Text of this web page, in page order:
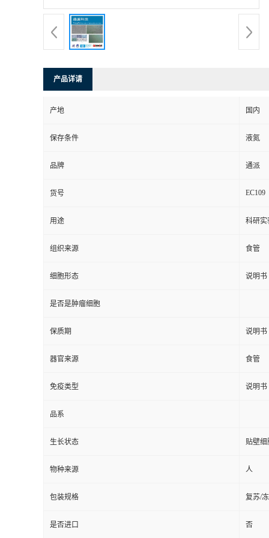
产品详请
产地 国内
保存条件 液氮
品牌 通派
货号 EC109
用途 科研实
组织来源 食管
细胞形态 说明书
是否是肿瘤细胞
保质期 说明书
器官来源 食管
免疫类型 说明书
品系
生长状态 贴壁细
物种来源 人
包装规格 复苏/
是否进口 否